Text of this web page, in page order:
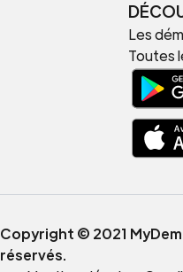
Les
Toutes
Copyright © 2021
réservés.